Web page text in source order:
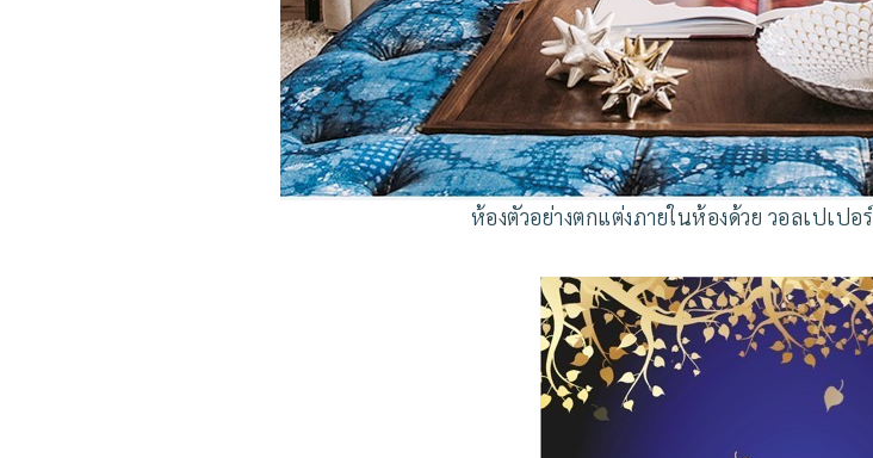
ห้องตัวอย่างตกแต่งภายในห้องด้วย วอลเปเป